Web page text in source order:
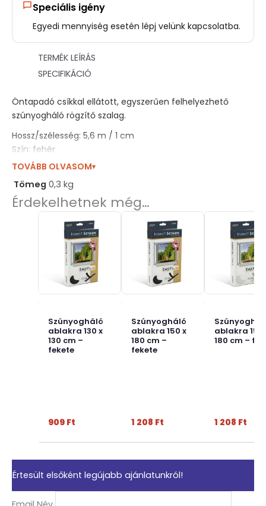
Speciális igény
Egyedi mennyiség esetén lépj velünk kapcsolatba.
TERMÉK LEÍRÁS
SPECIFIKÁCIÓ
Öntapadó csíkkal ellátott, egyszerűen felhelyezhető
szúnyogháló rögzítő szalag.
Hossz/szélesség: 5,6 m / 1 cm
Szín: fehér
TOVÁBB OLVASOM▾
Tömeg 0,3 kg
Érdekelhetnek még…
Szúnyogháló
ablakra 130 x
130 cm –
fekete
909 Ft
Szúnyogháló
ablakra 150 x
180 cm –
fekete
1 208 Ft
ablakra 150
180 cm –
1 208 Ft
Értesült elsőként legújabb ajánlatunkról!